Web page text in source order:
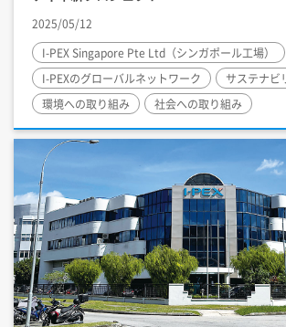
2025/05/12
I-PEXSingapore Pte Ltd（シンガポール工場）
I-PEXのグローバルネットワーク
サステナビ
環境への取り組み
社会への取り組み